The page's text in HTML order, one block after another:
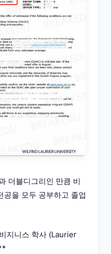
더블디그리인 만큼 비
공을 모두 공부하고 졸업
지니스 학사 (Laurier